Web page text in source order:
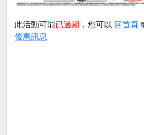
此活動可能已過期 ，您可以 回首頁
優惠訊息